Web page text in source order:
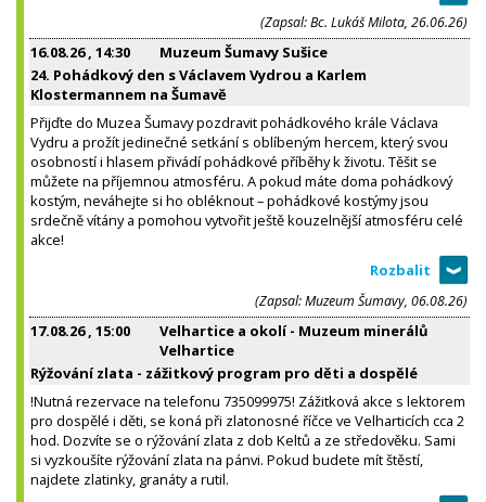
(Zapsal: Bc. Lukáš Milota, 26.06.26)
16.08.26, 14:30
Muzeum Šumavy Sušice
24. Pohádkový den s Václavem Vydrou a Karlem
Klostermannem na Šumavě
Přijďte do Muzea Šumavy pozdravit pohádkového krále Václava
Vydru a prožít jedinečné setkání s oblíbeným hercem, který svou
osobností i hlasem přivádí pohádkové příběhy k životu. Těšit se
můžete na příjemnou atmosféru. A pokud máte doma pohádkový
kostým, neváhejte si ho obléknout – pohádkové kostýmy jsou
srdečně vítány a pomohou vytvořit ještě kouzelnější atmosféru celé
akce!
(Zapsal: Muzeum Šumavy, 06.08.26)
17.08.26, 15:00
Velhartice a okolí - Muzeum minerálů
Velhartice
Rýžování zlata - zážitkový program pro děti a dospělé
!Nutná rezervace na telefonu 735099975! Zážitková akce s lektorem
pro dospělé i děti, se koná při zlatonosné říčce ve Velharticích cca 2
hod. Dozvíte se o rýžování zlata z dob Keltů a ze středověku. Sami
si vyzkoušíte rýžování zlata na pánvi. Pokud budete mít štěstí,
najdete zlatinky, granáty a rutil.